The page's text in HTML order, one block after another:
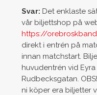
Svar: Det enklaste
vår biljettshop på
https://
direkt i entrén på
innan matchstart.
huvudentrén vid
Rudbecksgatan.
ni köper era biljetter